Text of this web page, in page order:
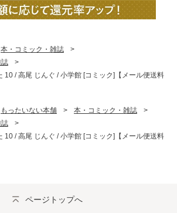
本・コミック・雑誌
>
>
10 / 高尾 じんぐ / 小学館 [コミック]【メール便送料
もったいない本舗 > 本・コミック・雑誌
>
>
10 / 高尾 じんぐ / 小学館 [コミック]【メール便送料
ページトップへ